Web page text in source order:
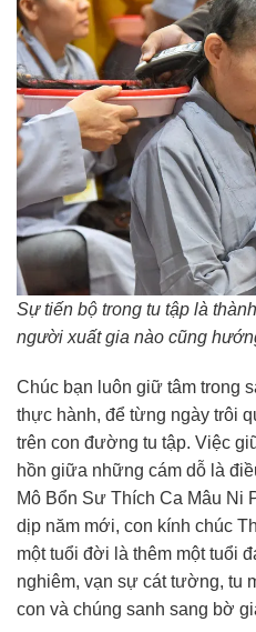
Sự tiến bộ trong tu tập là
người xuất gia nào cũng
Chúc bạn luôn giữ tâm trong
thực hành, để từng ngày trôi
trên con đường tu tập. Việc
hồn giữa những cám dỗ là
Mô Bổn Sư Thích Ca Mâu Ni
dịp năm mới, con kính chúc
một tuổi đời là thêm một tuổi
nghiêm, vạn sự cát tường, tu
con và chúng sanh sang bờ